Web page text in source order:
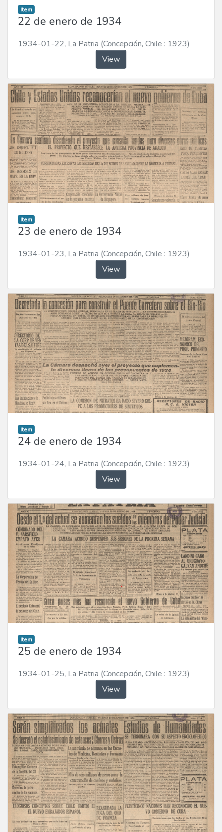
Item
22 de enero de 1934
1934-01-22, La Patria (Concepción, Chile : 1923)
View
Item
23 de enero de 1934
1934-01-23, La Patria (Concepción, Chile : 1923)
View
Item
24 de enero de 1934
1934-01-24, La Patria (Concepción, Chile : 1923)
View
Item
25 de enero de 1934
1934-01-25, La Patria (Concepción, Chile : 1923)
View